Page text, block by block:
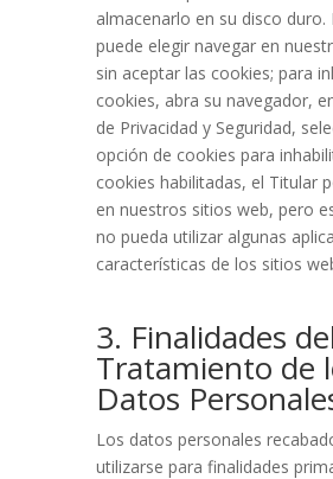
almacenarlo en su disco duro.
puede elegir navegar en
sin aceptar las cookies; para
cookies, abra su navegador,
de Privacidad y Seguridad,
opción de cookies para
cookies habilitadas, el Titular
en nuestros sitios web, pero
no pueda utilizar algunas
características de los sitios
3. Finalidades
Tratamiento de
Datos
Los datos personales
utilizarse para finalidades